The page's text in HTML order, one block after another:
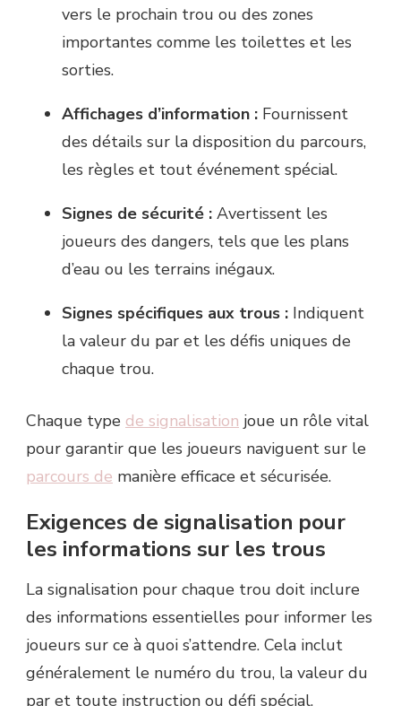
vers le prochain trou ou des zones
importantes comme les toilettes et les
sorties.
Affichages d’information : Fournissent
des détails sur la disposition du parcours,
les règles et tout événement spécial.
Signes de sécurité : Avertissent les
joueurs des dangers, tels que les plans
d’eau ou les terrains inégaux.
Signes spécifiques aux trous : Indiquent
la valeur du par et les défis uniques de
chaque trou.
Chaque type de signalisation joue un rôle vital
pour garantir que les joueurs naviguent sur le
parcours de manière efficace et sécurisée.
Exigences de signalisation pour
les informations sur les trous
La signalisation pour chaque trou doit inclure
des informations essentielles pour informer les
joueurs sur ce à quoi s’attendre. Cela inclut
généralement le numéro du trou, la valeur du
par et toute instruction ou défi spécial.